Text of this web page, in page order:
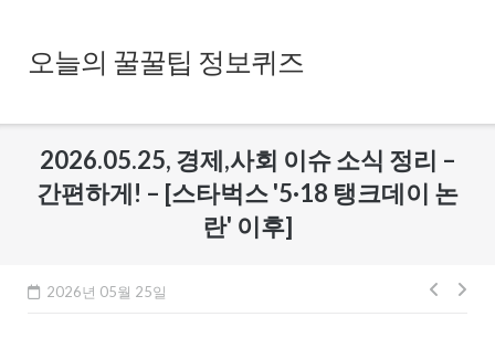
content오늘의 꿀꿀팁 정보퀴즈
2026.05.25, 경제,사회 이슈 소식 정리 –
간편하게! – [스타벅스 '5·18 탱크데이 논
란' 이후]
2026년 05월 25일
글